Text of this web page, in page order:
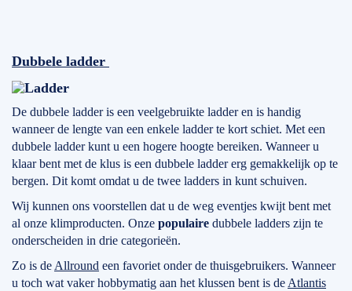
Dubbele ladder
De dubbele ladder is een veelgebruikte ladder en is handig
wanneer de lengte van een enkele ladder te kort schiet. Met een
dubbele ladder kunt u een hogere hoogte bereiken. Wanneer u
klaar bent met de klus is een dubbele ladder erg gemakkelijk op te
bergen. Dit komt omdat u de twee ladders in kunt schuiven.
Wij kunnen ons voorstellen dat u de weg eventjes kwijt bent met
al onze klimproducten. Onze populaire dubbele ladders zijn te
onderscheiden in drie categorieën.
Zo is de Allround een favoriet onder de thuisgebruikers. Wanneer
u toch wat vaker hobbymatig aan het klussen bent is de Atlantis